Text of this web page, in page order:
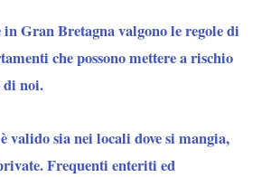
Gran Bretagna valgono le regole di
che possono mettere a rischio
di noi.
è valido sia nei locali dove si mangia,
Frequenti enteriti ed